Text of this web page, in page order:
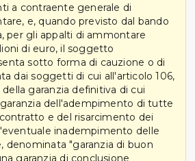
a contraente generale di
e, quando previsto dal bando
per gli appalti di ammontare
di euro, il soggetto
sotto forma di cauzione o di
dai soggetti di cui all'articolo 106,
garanzia definitiva di cui
garanzia dell'adempimento di tutte
e del risarcimento dei
inadempimento delle
denominata "garanzia di buon
garanzia di conclusione